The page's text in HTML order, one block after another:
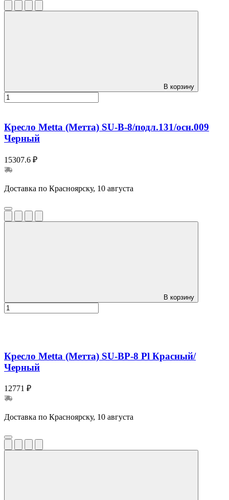
В корзину
Кресло Metta (Метта) SU-B-8/подл.131/осн.009
Черный
15307.6 ₽
Доставка по Красноярску, 10 августа
В корзину
Кресло Metta (Метта) SU-BP-8 Pl Красный/
Черный
12771 ₽
Доставка по Красноярску, 10 августа